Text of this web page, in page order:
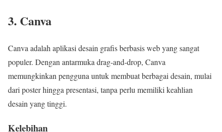
3. Canva
Canva adalah aplikasi desain grafis berbasis web yang sangat
populer. Dengan antarmuka drag-and-drop, Canva
memungkinkan pengguna untuk membuat berbagai desain, mulai
dari poster hingga presentasi, tanpa perlu memiliki keahlian
desain yang tinggi.
Kelebihan